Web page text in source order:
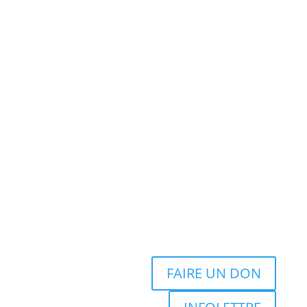
FAIRE UN DON